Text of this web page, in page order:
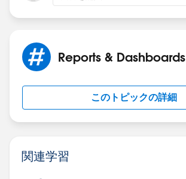
Reports & Dashboards
このトピックの詳細
関連学習